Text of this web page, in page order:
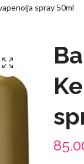
spray 50ml